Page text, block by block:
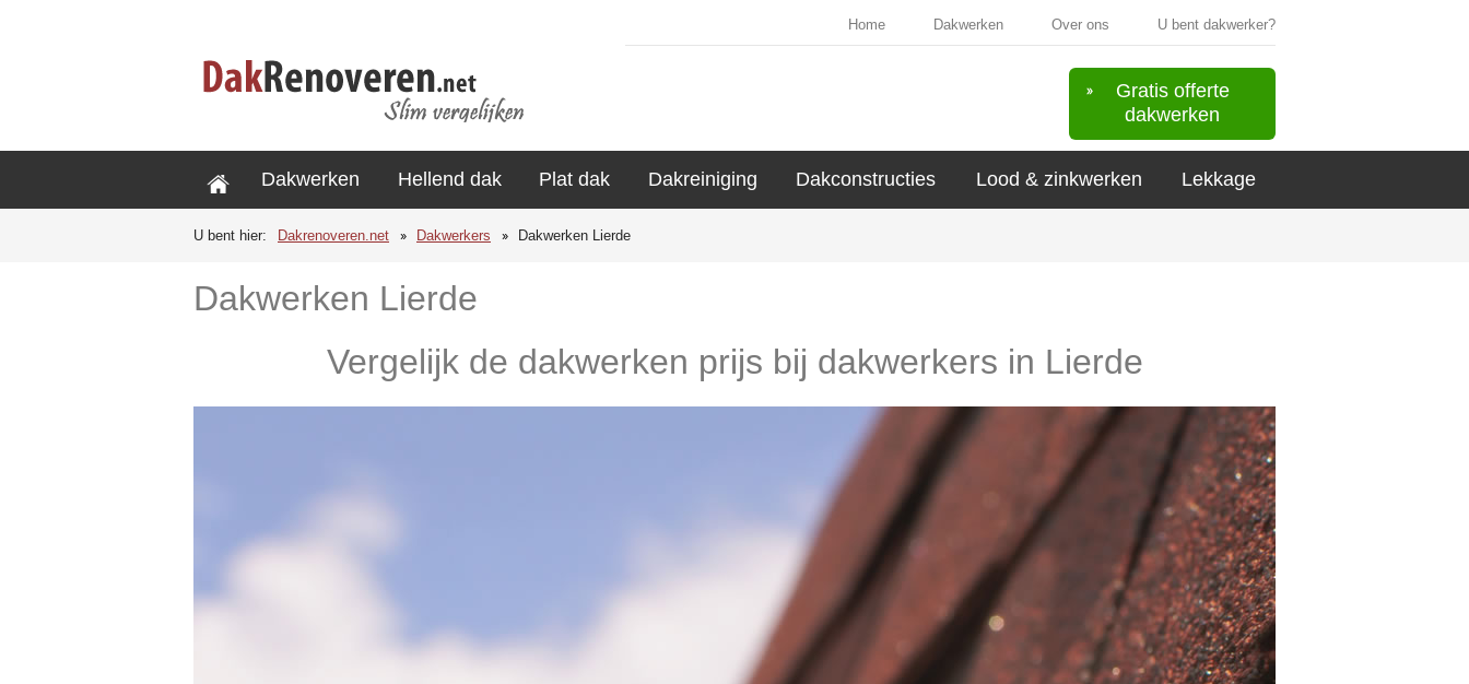
Home Dakwerken Over ons U bent dakwerker?
Gratis offerte
dakwerken
Dakwerken Hellend dak Plat dak Dakreiniging Dakconstructies Lood & zinkwerken Lekkage
U bent hier: Dakrenoveren.net Dakwerkers Dakwerken Lierde
Dakwerken Lierde
Vergelijk de dakwerken prijs bij dakwerkers in Lierde